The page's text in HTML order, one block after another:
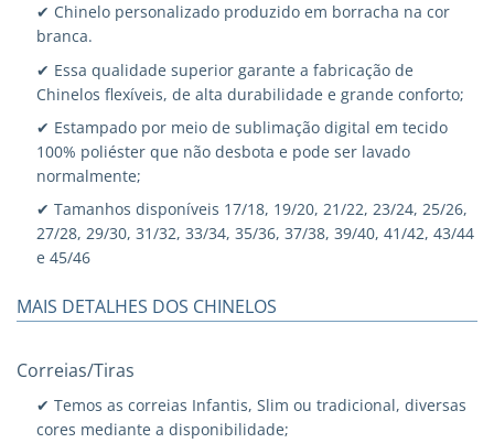
✔ Chinelo personalizado produzido em borracha na cor
branca.
✔ Essa qualidade superior garante a fabricação de
Chinelos flexíveis, de alta durabilidade e grande conforto;
✔ Estampado por meio de sublimação digital em tecido
100% poliéster que não desbota e pode ser lavado
normalmente;
✔ Tamanhos disponíveis 17/18, 19/20, 21/22, 23/24, 25/26,
27/28, 29/30, 31/32, 33/34, 35/36, 37/38, 39/40, 41/42, 43/44
e 45/46
MAIS DETALHES DOS CHINELOS
Correias/Tiras
✔ Temos as correias Infantis, Slim ou tradicional, diversas
cores mediante a disponibilidade;